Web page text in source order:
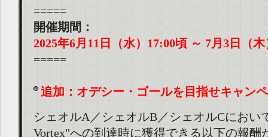
=====
開催期間：
2025年6月11日（水）17:00頃 ～ 7月3日（
=====
追加：オデシー・ゴールを目指せキャン
シェオルA／シェオルB／シェオルCにおい
Vortex"への到達時に獲得できる以下の報酬